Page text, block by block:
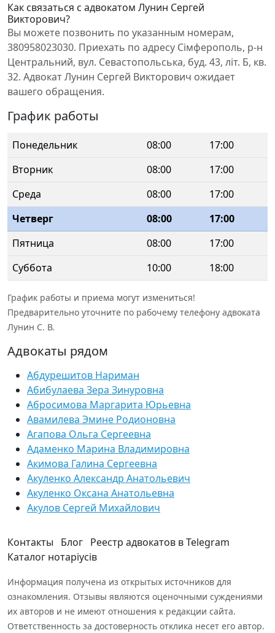
Как связаться с адвокатом Лунин Сергей
Викторович?
Вы можете позвонить по указанным номерам,
380958023030. Приехать по адресу Сімферополь, р-н
Центральний, вул. Севастопольська, буд. 43, літ. Б, кв.
32. Адвокат Лунин Сергей Викторович ожидает
вашего обращения.
График работы
Понедельник 08:00
17:00
Вторник
08:00
17:00
Среда
08:00
17:00
Четверг
08:00
17:00
Пятница
08:00
17:00
Суббота
10:00 18:00
График работы и приема могут измениться!
Предварительно уточните по рабочему телефону адвоката
Лунин С. В.
Адвокаты рядом
Абдурешитов Нариман
Абибулаева Зера Зинуровна
Абросимова Маргарита Юрьевна
Авамилева Эмине Родионовна
Агапова Ольга Сергеевна
Адаменко Марина Владимировна
Акимова Галина Сергеевна
Акуленко Александр Анатольевич
Акуленко Оксана Анатольевна
Акулов Сергей Михайлович
Контакты Блог Реестр адвокатов в Telegram
Каталог нотаріусів
Информация получена из открытых источников для
ознакомления. Отзывы являются оценочными суждениями
их авторов и не имеют отношения к редакции сайта.
Ответственность за достоверность отклика несет его автор.